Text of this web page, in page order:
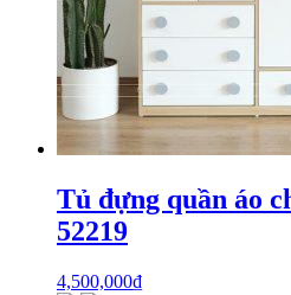
Tủ đựng quần áo
52219
4,500,000₫